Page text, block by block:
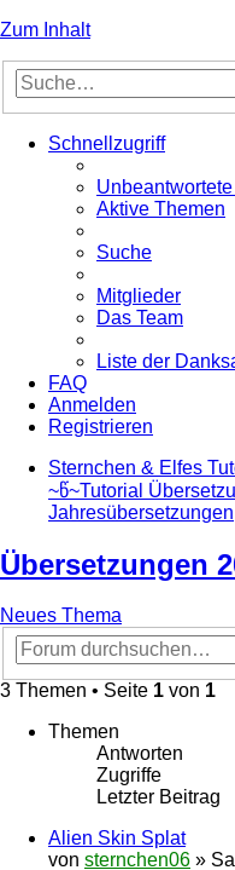
Zum Inhalt
Schnellzugriff
Aktive Themen
Suche
Mitglieder
Das Team
Liste der
FAQ
Anmelden
Registrieren
Sternchen & Elfes
~წ~Tutorial
Jahresübersetzungen
Übersetzungen
Neues Thema
3 Themen • Seite 1 von 1
Themen
Antworten
Zugriffe
Letzter Beitrag
Alien Skin Splat
von sternchen06 »